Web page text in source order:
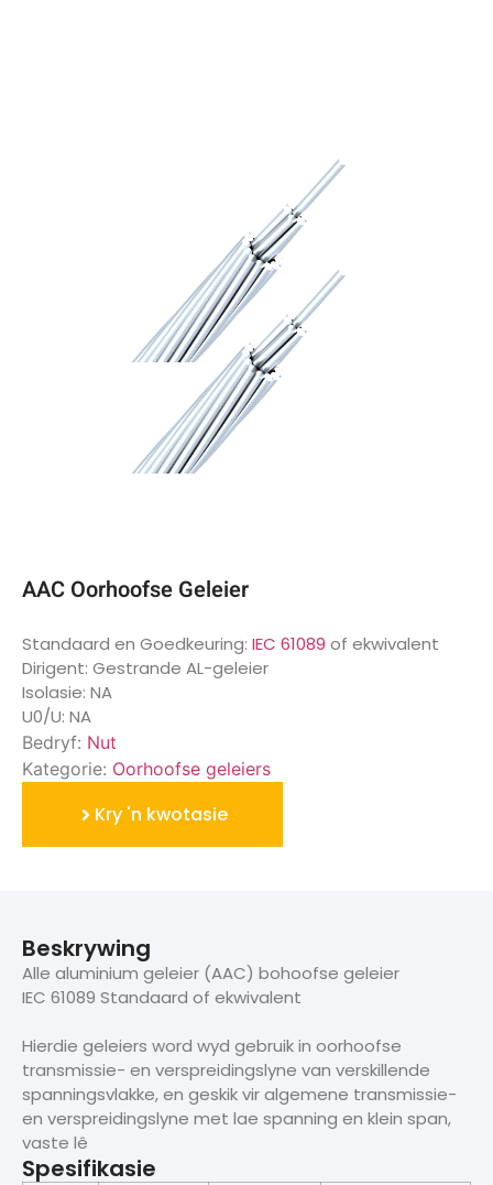
AAC Oorhoofse Geleier
Standaard en Goedkeuring: IEC 61089 of ekwivalent
Dirigent: Gestrande AL-geleier
Isolasie: NA
U0/U: NA
Bedryf: Nut
Kategorie: Oorhoofse geleiers
Kry 'n kwotasie
Beskrywing
Alle aluminium geleier (AAC) bohoofse geleier
IEC 61089 Standaard of ekwivalent
Hierdie geleiers word wyd gebruik in oorhoofse
transmissie- en verspreidingslyne van verskillende
spanningsvlakke, en geskik vir algemene transmissie-
en verspreidingslyne met lae spanning en klein span,
vaste lê
Spesifikasie